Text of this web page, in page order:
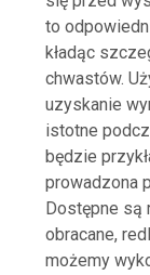
to
kładąc
chwastów.
uzyskanie
istotne
będzie
prowadzona
Dostępne są
obracane,
możemy